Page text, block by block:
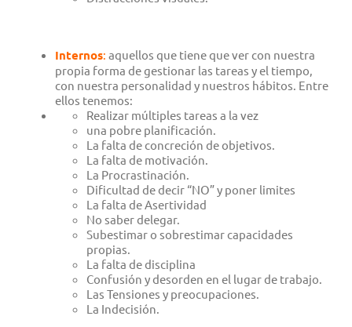
Internos: aquellos que tiene que ver con nuestra
propia forma de gestionar las tareas y el tiempo,
con nuestra personalidad y nuestros hábitos. Entre
ellos tenemos:
Realizar múltiples tareas a la vez
una pobre planificación.
La falta de concreción de objetivos.
La falta de motivación.
La Procrastinación.
Dificultad de decir “NO” y poner limites
La falta de Asertividad
No saber delegar.
Subestimar o sobrestimar capacidades
propias.
La falta de disciplina
Confusión y desorden en el lugar de trabajo.
Las Tensiones y preocupaciones.
La Indecisión.